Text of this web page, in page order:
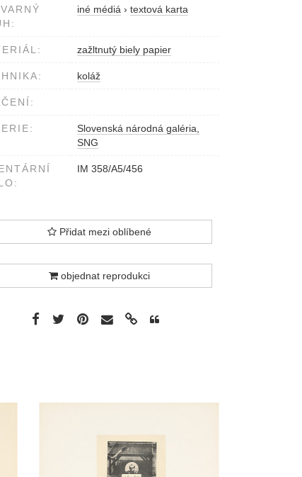
iné médiá › textová karta
zažltnutý biely papier
koláž
Slovenská národná galéria,
SNG
IM 358/A5/456
Přidat mezi oblíbené
objednat reprodukci